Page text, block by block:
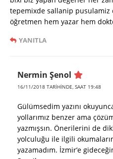
tepemixde sallanip
öğretmen hem yazar hem
YANITLA
Nermin Şenol
16/11/2018 TARIHINDE, SAAT 19:48
Gülümsedim yazını
yollarımız benzer ama
yazmışsın. Önerilerini de
yolculuğu ile ilgili
yazamadım. İzmir’e